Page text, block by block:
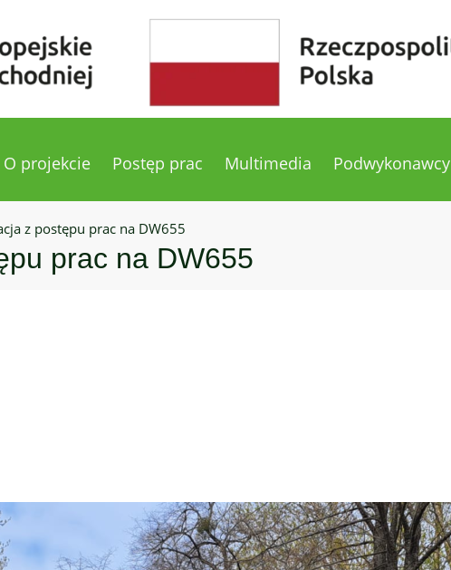
O projekcie Postęp prac Multimedia Podwykonawcy
z postępu prac na DW655
prac na DW655